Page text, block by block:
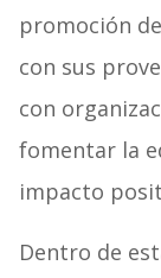
promoción
con sus
con
fomentar la
impacto
Dentro de